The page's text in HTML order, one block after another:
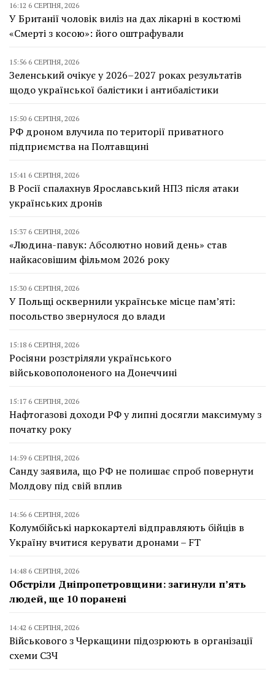
16:12 6 СЕРПНЯ, 2026
У Британії чоловік виліз на дах лікарні в костюмі
«Смерті з косою»: його оштрафували
15:56 6 СЕРПНЯ, 2026
Зеленський очікує у 2026–2027 роках результатів
щодо української балістики і антибалістики
15:50 6 СЕРПНЯ, 2026
РФ дроном влучила по території приватного
підприємства на Полтавщині
15:41 6 СЕРПНЯ, 2026
В Росії спалахнув Ярославський НПЗ після атаки
українських дронів
15:37 6 СЕРПНЯ, 2026
«Людина-павук: Абсолютно новий день» став
найкасовішим фільмом 2026 року
15:30 6 СЕРПНЯ, 2026
У Польщі осквернили українське місце пам’яті:
посольство звернулося до влади
15:18 6 СЕРПНЯ, 2026
Росіяни розстріляли українського
військовополоненого на Донеччині
15:17 6 СЕРПНЯ, 2026
Нафтогазові доходи РФ у липні досягли максимуму з
початку року
14:59 6 СЕРПНЯ, 2026
Санду заявила, що РФ не полишає спроб повернути
Молдову під свій вплив
14:56 6 СЕРПНЯ, 2026
Колумбійські наркокартелі відправляють бійців в
Україну вчитися керувати дронами – FT
14:48 6 СЕРПНЯ, 2026
Обстріли Дніпропетровщини: загинули п’ять
людей, ще 10 поранені
14:42 6 СЕРПНЯ, 2026
Військового з Черкащини підозрюють в організації
схеми СЗЧ